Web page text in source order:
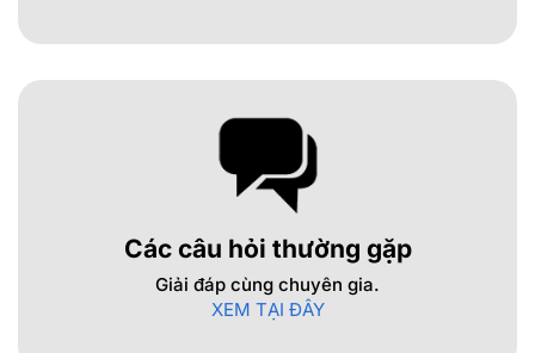
Các câu hỏi thường gặp
Giải đáp cùng chuyên gia.
XEM TẠI ĐÂY